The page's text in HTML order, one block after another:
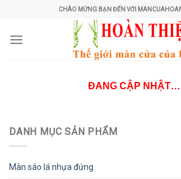
content
CHÀO MỪNG BẠN ĐẾN VỚI
ĐANG CẬP
DANH MỤC SẢN PHẨM
Màn sáo lá nhựa đứng